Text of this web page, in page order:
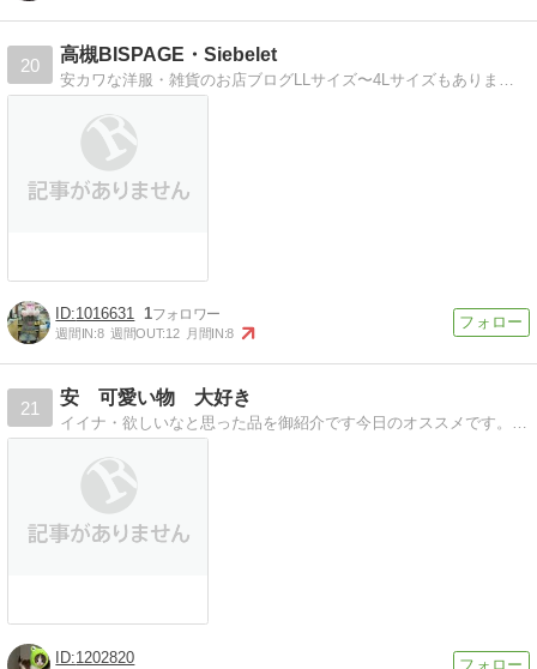
20
高槻BISPAGE・Siebelet
1016631 1
週間IN:8 週間OUT:12 月間IN:8
21
安 可愛い物 大好き
1202820